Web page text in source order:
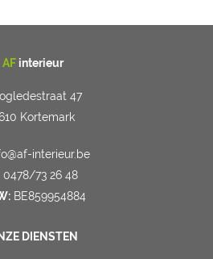
AF interieur
47
Kortemark
interieur.be
0478/73 26 48
BE859954884
DIENSTEN